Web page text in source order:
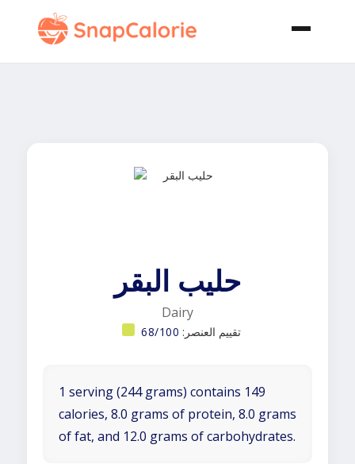
حليب البقر
Dairy
تقييم العنصر: 68/100
1 serving (244 grams) contains 149
calories, 8.0 grams of protein, 8.0 grams
of fat, and 12.0 grams of carbohydrates.